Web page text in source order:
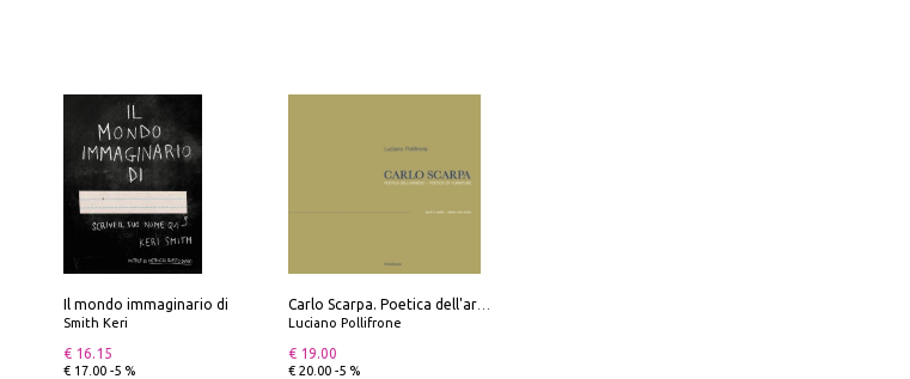
Il mondo immaginario di
Smith Keri
€ 16.15
€ 17.00 -5 %
Luciano Pollifrone
€ 19.00
€ 20.00 -5 %